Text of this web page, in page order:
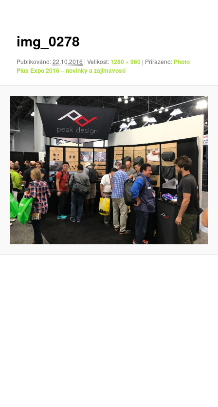
img_0278
Publikováno:22.10.2016 | Velikost:1280 × 960 | Přiřazeno: Photo
Plus Expo 2016 – novinky a zajímavosti